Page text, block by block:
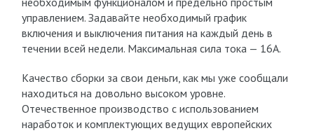
управлением. Задавайте необходимый график
включения и выключения питания на каждый день в
течении всей недели. Максимальная сила тока — 16А.
Качество сборки за свои деньги, как мы уже сообщали
находиться на довольно высоком уровне.
Отечественное производство с использованием
наработок и комплектующих ведущих европейских